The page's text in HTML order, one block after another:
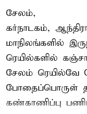
சேலம்,
கர்நாடகம்,
மாநிலங்களில்
ரெயில்களில்
சேலம் ரெயில்வே
போதைப்பொருள்
கண்காணிப்பு